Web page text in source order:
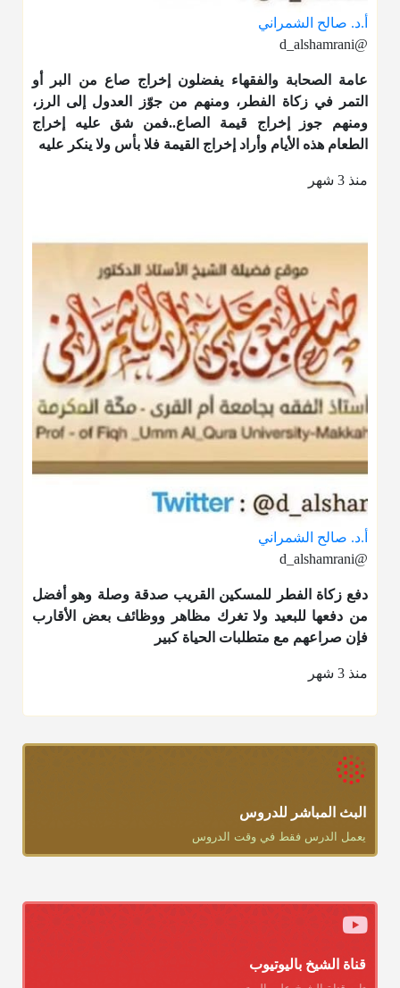
أ.د. صالح الشمراني
@d_alshamrani
عامة الصحابة والفقهاء يفضلون إخراج صاع من البر أو
التمر في زكاة الفطر، ومنهم من جوّز العدول إلى الرز،
ومنهم جوز إخراج قيمة الصاع..فمن شق عليه إخراج
الطعام هذه الأيام وأراد إخراج القيمة فلا بأس ولا ينكر عليه
منذ 3 شهر
أ.د. صالح الشمراني
@d_alshamrani
دفعزكاة الفطر
للمسكين القريب صدقة وصلة وهو أفضل
من دفعها للبعيد ولا تغرك مظاهر ووظائف بعض الأقارب
فإن صراعهم مع متطلبات الحياة كبير
منذ 3 شهر
البث المباشر للدروس
يعمل الدرس فقط في وقت الدروس
قناة الشيخ باليوتيوب